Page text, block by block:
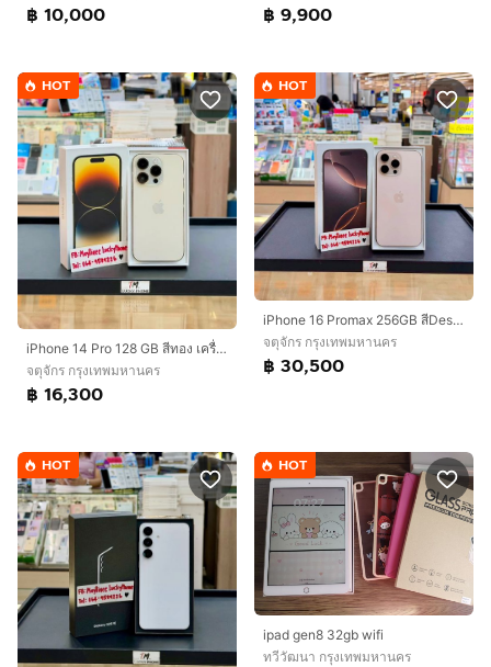
฿ 10,000 ฿ 9,900
HOT
iPhone 14 Pro 128 GB สีทอง เครื่องสวยมาก
จตุจักร กรุงเทพมหานคร
฿ 16,300
HOT
iPhone 16 Promax 256GB สีDesert สวยมากๆ
จตุจักร กรุงเทพมหานคร
฿ 30,500
HOT HOT
ipad gen8 32gb wifi
ทวีวัฒนา กรุงเทพมหานคร